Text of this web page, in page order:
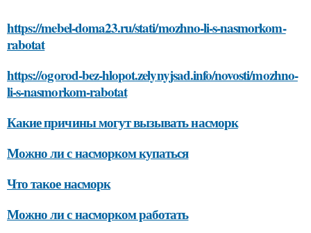
https://mebel-doma23.ru/stati/mozhno-li-s-nasmorkom-
rabotat
https://ogorod-bez-hlopot.zelynyjsad.info/novosti/mozhno-
li-s-nasmorkom-rabotat
Какие причины могут вызывать насморк
Можно ли с насморком купаться
Что такое насморк
Можно ли с насморком работать